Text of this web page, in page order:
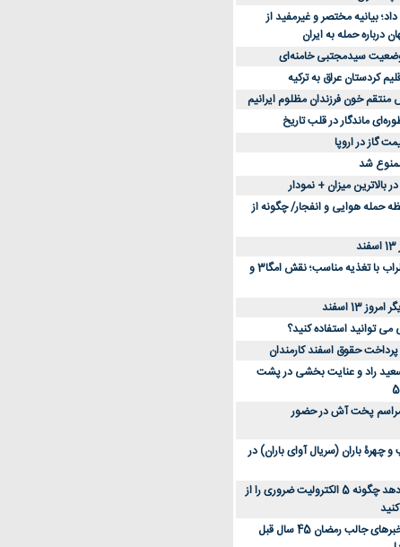
بیانیه مختصر و غیرمفید از
درباره حمله به ایران
سیدمجتبی خامنه‌ای
کردستان عراق به ترکیه
منتقم خون فرزندان مظلوم ایرانیم
ماندگار در قلب تاریخ
شد
میزان + نمودار
حمله هوایی و انفجار/ چگونه از
کاهش استرس و اضطراب با تغذیه مناسب؛ نقش امگا3 و
13 اسفند
می توانید استفاده کنید؟
پرداخت حقوق اسفند کارمندان
راد و عنایت بخشی در پشت
پخت آش در حضور
چهرۀ باران (سریال آوای باران) در
متخصص توضیح می‌دهد چگونه 5 الکترولیت ضروری را از
عکس؛ سفر در زمان؛ خبرهای جالب رمضان 45 سال قبل